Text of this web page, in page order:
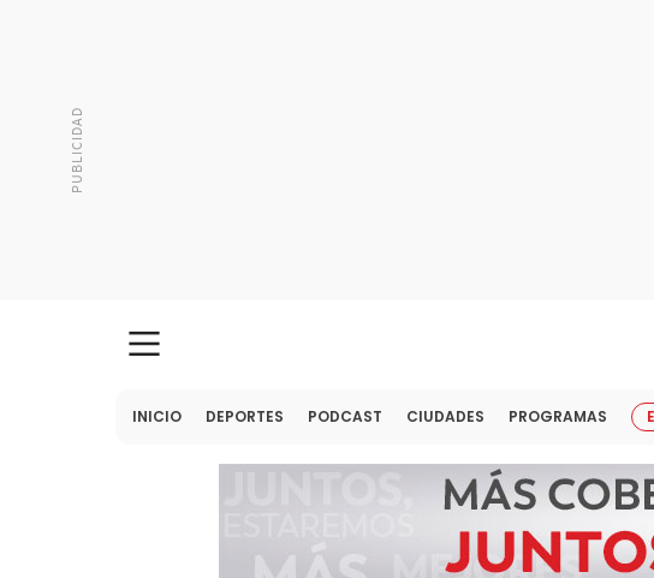
INICIO DEPORTES PODCAST CIUDADES PROGRAMAS